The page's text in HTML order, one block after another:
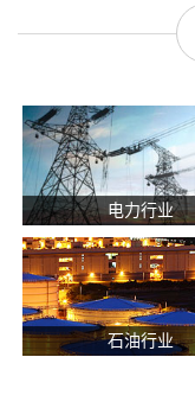
电力行业
石油行业